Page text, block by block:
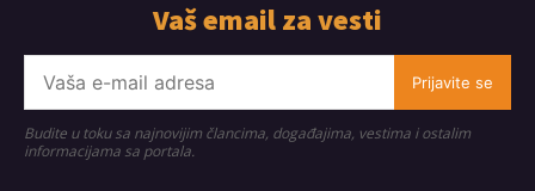
Vaš email za vesti
Prijavite se
Budite u toku sa najnovijim člancima, događajima, vestima i ostalim
informacijama sa portala.